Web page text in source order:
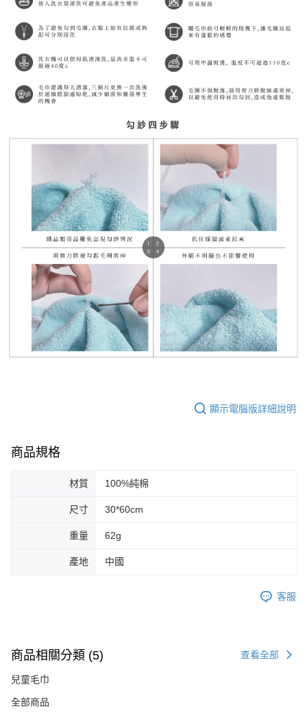
顯示電腦版詳細說明
商品規格
材質 100%純棉
尺寸 30*60cm
重量 62g
產地 中國
客服
商品相關分類 (5) 查看全部
兒童毛巾
全部商品